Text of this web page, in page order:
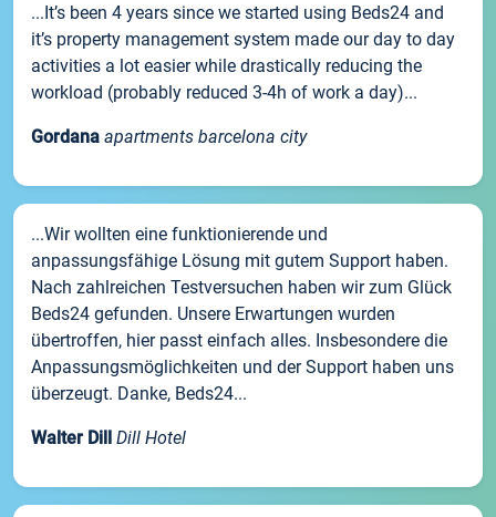
...It’s been 4 years since we started using Beds24 and
it’s property management system made our day to day
activities a lot easier while drastically reducing the
workload (probably reduced 3-4h of work a day)...
Gordana apartments barcelona city
...Wir wollten eine funktionierende und
anpassungsfähige Lösung mit gutem Support haben.
Nach zahlreichen Testversuchen haben wir zum Glück
Beds24 gefunden. Unsere Erwartungen wurden
übertroffen, hier passt einfach alles. Insbesondere die
Anpassungsmöglichkeiten und der Support haben uns
überzeugt. Danke, Beds24...
Walter Dill Dill Hotel